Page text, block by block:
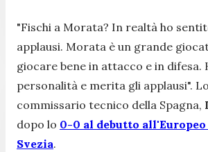
"Fischi a Morata? In realtà ho
applausi. Morata è un grande
giocare bene in attacco e in difesa.
personalità e merita gli applausi".
commissario tecnico della Spagna,
dopo lo 0-0 al debutto
Svezia.